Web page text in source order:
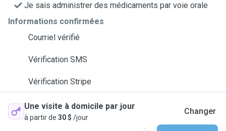
Je sais administrer des médicaments par voie orale
Informations confirmées
Courriel vérifié
Vérification SMS
Vérification Stripe
Une visite à domicile par jour
à partir de 30 $ /jour
Changer